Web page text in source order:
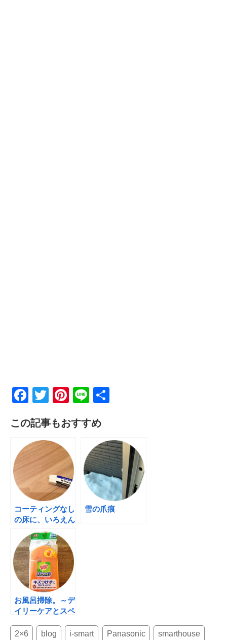
F
c
e
b
o
o
k
T
tt
er
Pi
er
st
Li
e
この記事もおすすめ
コーティングなし
の床に、いろえん
ぴつでゴリゴリ
（汗）
雪の爪痕
お風呂掃除。～デ
イリーケアとスペ
2×6
blog i-smart Panasonic smarthouse